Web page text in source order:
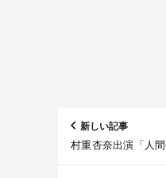
新しい記事
村重杏奈出演「人